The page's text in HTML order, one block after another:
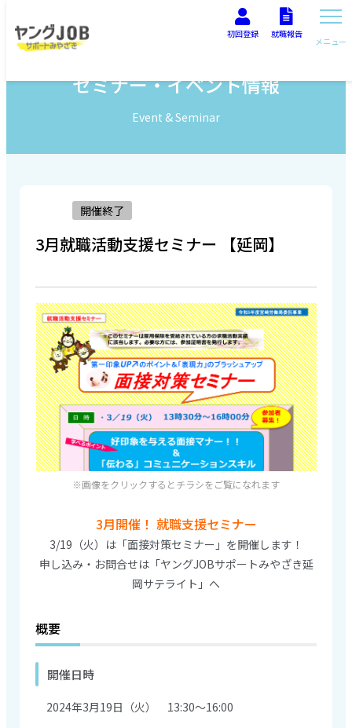
メニュー
初回登録 就職報告
セミナー・イベント情報
Event & Seminar
開催終了
3月就職活動支援セミナー 【延岡】
※画像をクリックするとチラシをご覧になれます
3月開催！ 就職支援セミナー
3/19（火）は「面接対策セミナー」を開催します！
申し込み・お問合せは「ヤングJOBサポートみやざき延
岡サテライト」へ
概要
開催日時
2024年3月19日（火） 13:30～16:00